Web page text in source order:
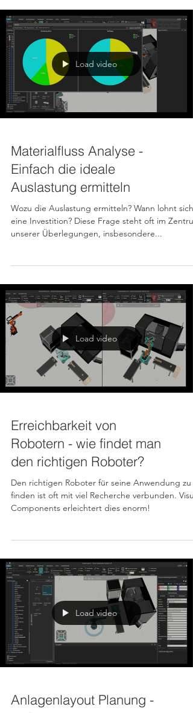
Load video
Materialfluss Analyse -
Einfach die ideale
Auslastung ermitteln
Wozu die Auslastung ermitteln? Wann lohnt sich
Load video
Erreichbarkeit von
Robotern - wie findet man
den richtigen Roboter?
Den richtigen Roboter für seine Anwendung zu
Load video